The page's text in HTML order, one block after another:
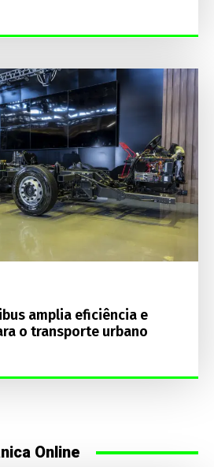
amplia eficiência e
o transporte urbano
Online